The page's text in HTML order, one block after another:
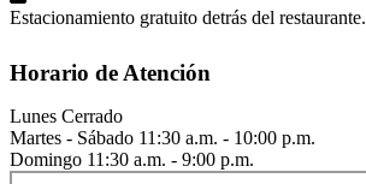
Estacionamiento gratuito detrás del restaurante.
Horario de Atención
Lunes Cerrado
Martes - Sábado 11:30 a.m. - 10:00 p.m.
Domingo 11:30 a.m. - 9:00 p.m.